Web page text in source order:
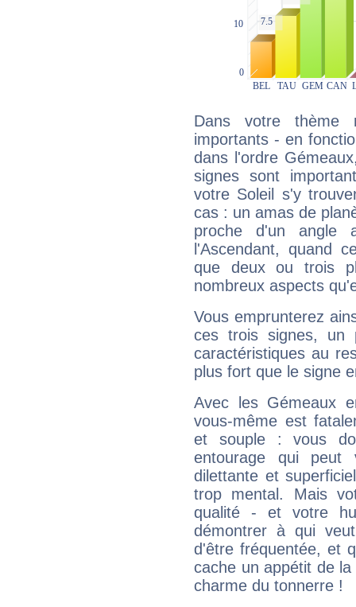
Dans votre thème
importants - en
dans l'ordre
signes sont
votre Soleil s'y
cas : un amas de
proche d'un
l'Ascendant, quand
que deux ou trois
nombreux aspects
Vous emprunterez
ces trois signes, un
caractéristiques au
plus fort que le signe
Avec les Gémeaux
vous-même est
et souple : vous
entourage qui
dilettante et
trop mental. Mais
qualité - et votre
démontrer à qui
d'être fréquentée, et
cache un appétit de
charme du tonnerre !